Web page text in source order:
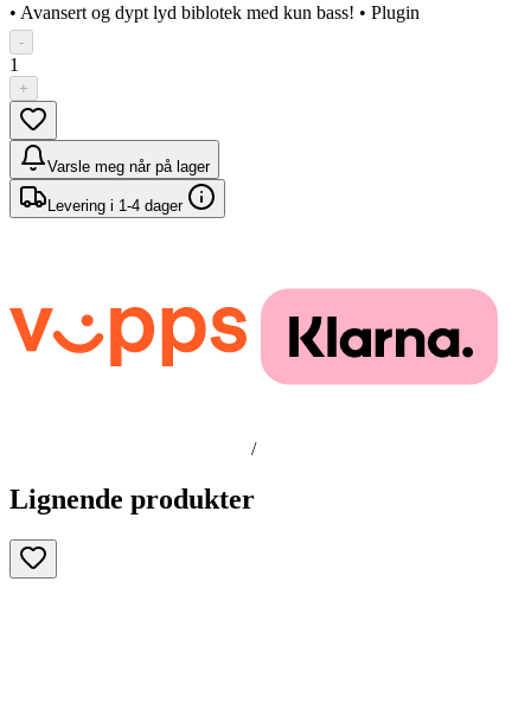
• Avansert og dypt lyd biblotek med kun bass! • Plugin
-
1
+
Varsle meg når på lager
Levering i 1-4 dager
/
Lignende produkter